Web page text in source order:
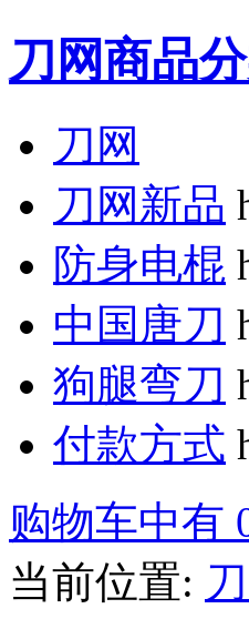
刀网商品
刀网
刀网新品
防身电棍
中国唐刀
狗腿弯刀
付款方式
购物车中有
当前位置: